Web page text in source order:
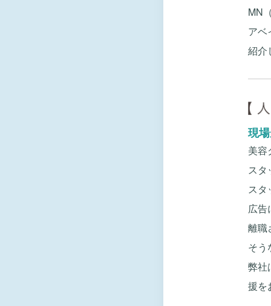
MN
アベ
紹介
現
美容
スタ
スタ
広告
離職
そう
弊社
援を